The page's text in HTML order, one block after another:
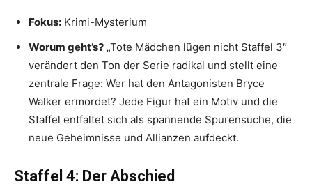
Fokus: Krimi-Mysterium
Worum geht’s? „Tote Mädchen lügen nicht Staffel 3″
verändert den Ton der Serie radikal und stellt eine
zentrale Frage: Wer hat den Antagonisten Bryce
Walker ermordet? Jede Figur hat ein Motiv und die
Staffel entfaltet sich als spannende Spurensuche, die
neue Geheimnisse und Allianzen aufdeckt.
Staffel 4: Der Abschied